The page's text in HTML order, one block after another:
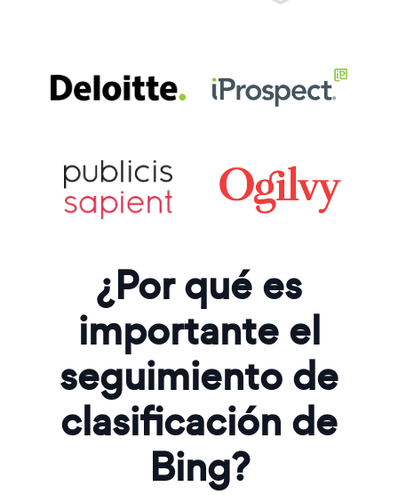
¿Por qué es
importante el
seguimiento de
clasificación de
Bing?